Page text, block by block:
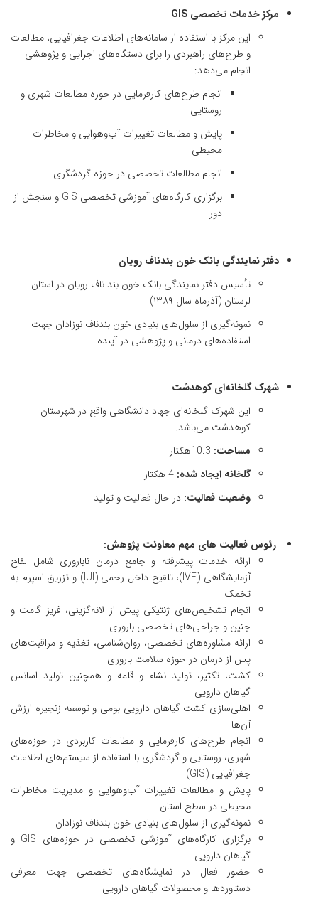
مرکز خدمات تخصصی GIS
این مرکز با استفاده از سامانه‌های اطلاعات جغرافیایی، مطالعات
و طرح‌های راهبردی را برای دستگاه‌های اجرایی و پژوهشی
انجام می‌دهد:
انجام طرح‌های کارفرمایی در حوزه مطالعات شهری و
روستایی
پایش و مطالعات تغییرات آب‌وهوایی و مخاطرات
محیطی
انجام مطالعات تخصصی در حوزه گردشگری
برگزاری کارگاه‌های آموزشی تخصصی GIS و سنجش از
دور
دفتر نمایندگی بانک خون بندناف رویان
تأسیس دفتر نمایندگی بانک خون بند ناف رویان در استان
لرستان (آذرماه سال ۱۳۸۹)
نمونه‌گیری از سلول‌های بنیادی خون بندناف نوزادان جهت
استفاده‌های درمانی و پژوهشی در آینده
شهرک گلخانه­‌ای کوهدشت
این شهرک گلخانه‌ای جهاد دانشگاهی واقع در شهرستان
کوهدشت می‌­باشد.
مساحت:
گلخانه ایجاد شده:
وضعیت فعالیت: در حال فعالیت و تولید
رئوس فعالیت­ های مهم معاونت پژوهش:
ارائه خدمات پیشرفته و جامع درمان ناباروری شامل لقاح
آزمایشگاهی (IVF)، تلقیح داخل رحمی (IUI) و تزریق اسپرم به
تخمک
انجام تشخیص‌های ژنتیکی پیش از لانه‌گزینی، فریز گامت و
جنین و جراحی‌های تخصصی باروری
ارائه مشاوره‌های تخصصی، روان‌شناسی، تغذیه و مراقبت‌های
پس از درمان در حوزه سلامت باروری
کشت، تکثیر، تولید نشاء و قلمه و همچنین تولید اسانس
گیاهان دارویی
اهلی‌سازی کشت گیاهان دارویی بومی و توسعه زنجیره ارزش
آن‌ها
انجام طرح‌های کارفرمایی و مطالعات­ کاربردی در حوزه‌های
شهری، روستایی و گردشگری با استفاده از سیستم‌های اطلاعات
­جغرافیایی (GIS)
پایش و مطالعات تغییرات آب‌وهوایی و مدیریت مخاطرات
محیطی در سطح استان
نمونه‌گیری از سلول‌های بنیادی خون بندناف نوزادان
برگزاری کارگاه‌های آموزشی تخصصی در حوزه‌های GIS و
گیاهان دارویی
حضور فعال در نمایشگاه‌های تخصصی جهت معرفی
دستاوردها و محصولات گیاهان دارویی